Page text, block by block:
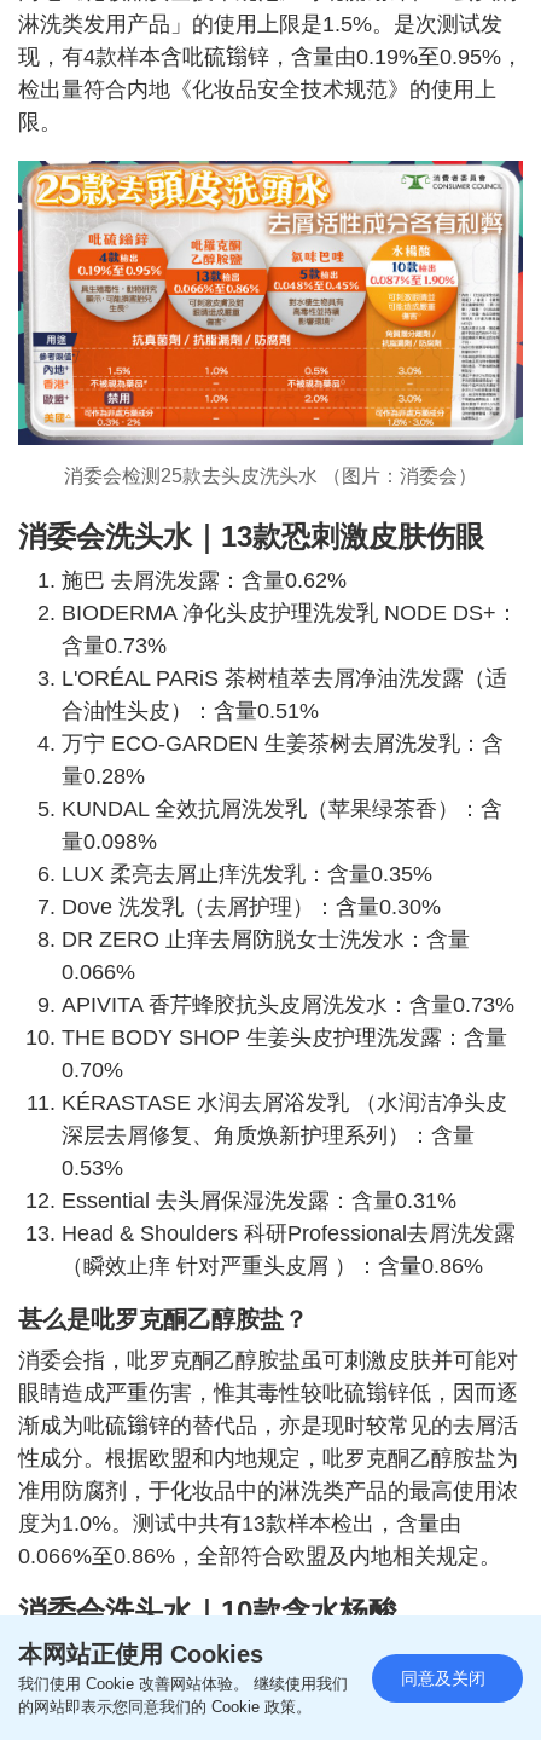
淋洗类发用产品」的使用上限是1.5%。是次测试发
现，有4款样本含吡硫𬭩锌，含量由0.19%至0.95%，
检出量符合内地《化妆品安全技术规范》的使用上
限。
消委会检测25款去头皮洗头水 （图片：消委会）
消委会洗头水｜13款恐刺激皮肤伤眼
施巴 去屑洗发露：含量0.62%
BIODERMA 净化头皮护理洗发乳 NODE DS+：
含量0.73%
L'ORÉAL PARiS 茶树植萃去屑净油洗发露（适
合油性头皮）：含量0.51%
万宁 ECO-GARDEN 生姜茶树去屑洗发乳：含
量0.28%
KUNDAL 全效抗屑洗发乳（苹果绿茶香）：含
量0.098%
LUX 柔亮去屑止痒洗发乳：含量0.35%
Dove 洗发乳（去屑护理）：含量0.30%
DR ZERO 止痒去屑防脱女士洗发水：含量
0.066%
APIVITA 香芹蜂胶抗头皮屑洗发水：含量0.73%
THE BODY SHOP 生姜头皮护理洗发露：含量
0.70%
KÉRASTASE 水润去屑浴发乳 （水润洁净头皮
深层去屑修复、角质焕新护理系列）：含量
0.53%
Essential 去头屑保湿洗发露：含量0.31%
Head & Shoulders 科研Professional去屑洗发露
（瞬效止痒 针对严重头皮屑 ）：含量0.86%
甚么是吡罗克酮乙醇胺盐？
消委会指，吡罗克酮乙醇胺盐虽可刺激皮肤并可能对
眼睛造成严重伤害，惟其毒性较吡硫𬭩锌低，因而逐
渐成为吡硫𬭩锌的替代品，亦是现时较常见的去屑活
性成分。根据欧盟和内地规定，吡罗克酮乙醇胺盐为
准用防腐剂，于化妆品中的淋洗类产品的最高使用浓
度为1.0%。测试中共有13款样本检出，含量由
0.066%至0.86%，全部符合欧盟及内地相关规定。
消委会洗头水｜10款含水杨酸
BIODERMA 净化头皮护理洗发乳 NODE DS+：
含量0.44%
L'ORÉAL PARiS 茶树植萃去屑净油洗发露（适
本网站正使用 Cookies
我们使用 Cookie 改善网站体验。 继续使用我们
的网站即表示您同意我们的 Cookie 政策。
同意及关闭